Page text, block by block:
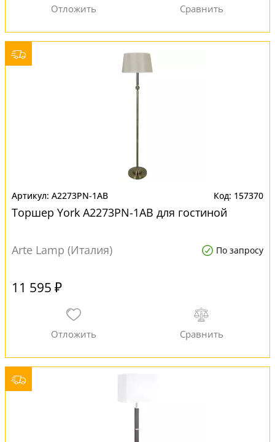
A2273PN-1AB 157370
Торшер York A2273PN-1AB для гостиной
Arte Lamp (Италия) По запросу
11 595 ₽